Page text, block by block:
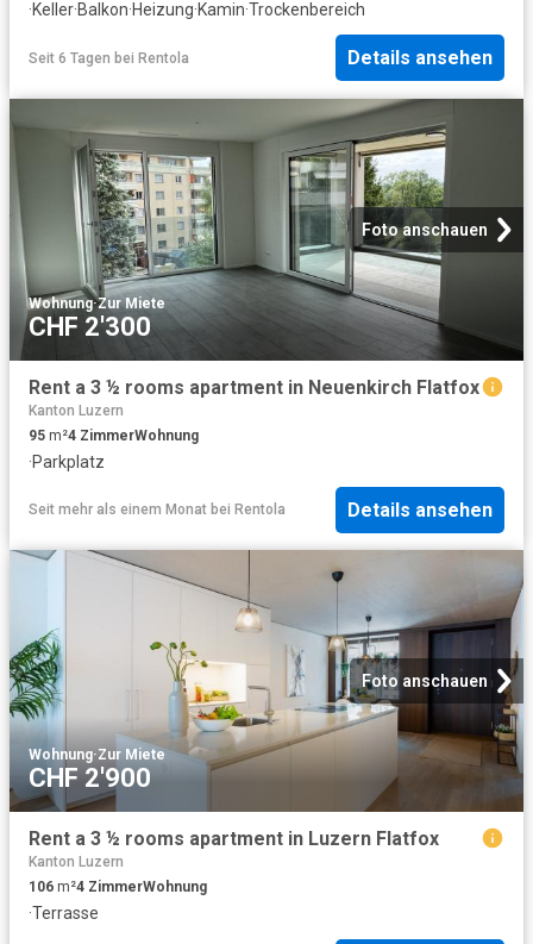
·Keller·Balkon·Heizung·Kamin·Trockenbereich
Seit 6 Tagen bei Rentola Details ansehen
Foto anschauen
Wohnung·Zur Miete
CHF 2'300
Rent a 3 ½ rooms apartment in Neuenkirch Flatfox
Kanton Luzern
95 m²4 ZimmerWohnung
·Parkplatz
Seit mehr als einem Monat bei Rentola Details ansehen
Foto anschauen
Wohnung·Zur Miete
CHF 2'900
Rent a 3 ½ rooms apartment in Luzern Flatfox
Kanton Luzern
106 m²4 ZimmerWohnung
·Terrasse